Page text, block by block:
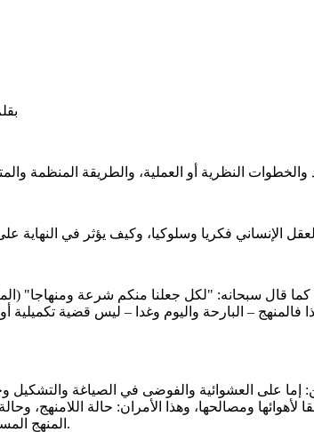
فالمنهج – البارحة واليوم وغدا – ليس قضية
على العشوائية والفوضى في الصياغة والتشكيل
ومصالحها، وهذا الأمران: حالة اللامنهج،
المنهج المستقيم الذي عادة ما تكون أدواته أقل وأضعف بكثير منهما.